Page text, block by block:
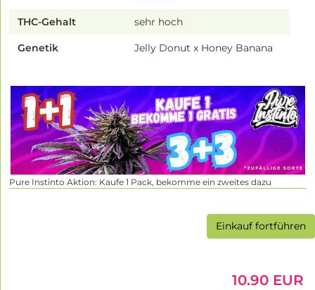
THC-Gehalt sehr hoch
Genetik Jelly Donut x Honey Banana
Pure Instinto Aktion: Kaufe 1 Pack, bekomme ein zweites dazu
Einkauf fortführen
10.90 EUR